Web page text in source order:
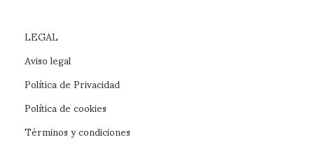
LEGAL
Aviso legal
Política de Privacidad
Política de cookies
Términos y condiciones